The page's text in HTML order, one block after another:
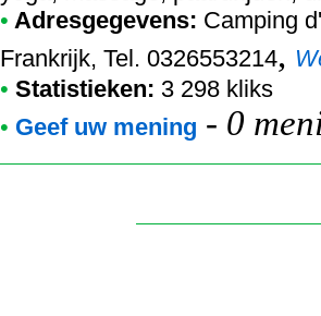
• Adresgegevens: Camping
Frankrijk, Tel. 0326553214,
• Statistieken: 3 298 kliks
• Geef uw mening - 0